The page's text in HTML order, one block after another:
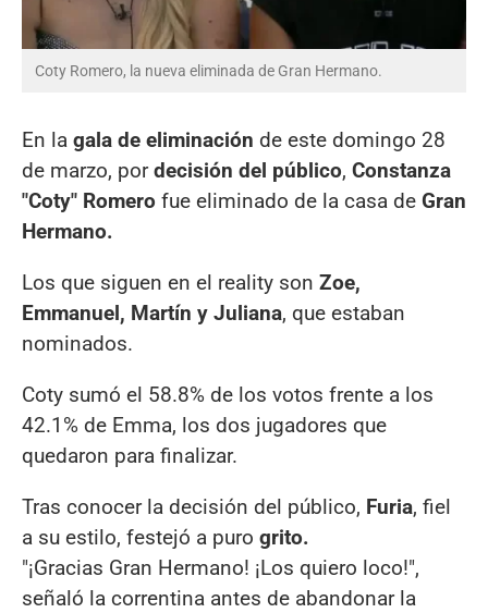
Coty Romero, la nueva eliminada de Gran Hermano.
En la gala de eliminación de este domingo 28
de marzo, pordecisión del público, Constanza
"Coty" Romero fue eliminado de la casa de Gran
Hermano.
Los que siguen en el reality son Zoe,
Emmanuel, Martín y Juliana, que estaban
nominados.
Coty sumó el 58.8% de los votos frente a los
42.1% de Emma, los dos jugadores que
quedaron para finalizar.
Tras conocer la decisión del público, Furia, fiel
a su estilo, festejó a puro grito.
"¡Gracias Gran Hermano! ¡Los quiero loco!",
señaló la correntina antes de abandonar la